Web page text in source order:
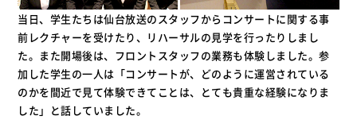
当日、学生たちは仙台放送のスタッフからコンサートに関する事
前レクチャーを受けたり、リハーサルの見学を行ったりしまし
た。また開場後は、フロントスタッフの業務も体験しました。参
加した学生の一人は「コンサートが、どのように運営されている
のかを間近で見て体験できてことは、とても貴重な経験になりま
した」と話していました。